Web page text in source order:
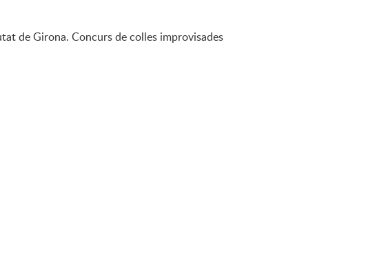
de Girona. Concurs de colles improvisades